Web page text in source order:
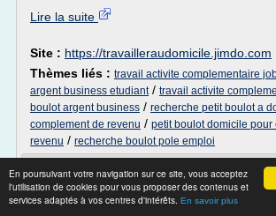
En poursuivant votre navigation sur ce site, vous acceptez
l'utilisation de cookies pour vous proposer des contenus et
services adaptés à vos centres d'intérêts. En savoir plus
Lire la suite
Site : https://travailleraudomicile.jimdo.com
Thèmes liés : travail activite complementaire
argent business etudiant/ travail activite
boulot argent business / recherche petit boulot a
complement de revenu / petit boulot domicile pour
revenu / recherche boulot pole emploi
Notre univers produit -
domicile avec LR ...